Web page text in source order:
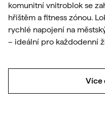
komunitní vnitroblok se
hřištěm a fitness zónou.
rychlé napojení na
– ideální pro každodenní
Více